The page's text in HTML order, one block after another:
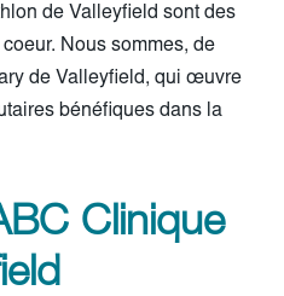
de Valleyfield sont des
Nous sommes, de
de Valleyfield, qui œuvre
bénéfiques dans la
Clinique